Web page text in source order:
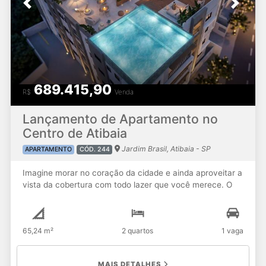
#apartamentolitoranorte #imobiliariacaraguatatuba
#corretordeimoveiscaraguatatuba #martinsdesa
#vendoaptomartisndesa #apartamentolitoralnorte
#corretordeimoveisemcaragua
Lançamento de Apartamento no
Centro de Atibaia
APARTAMENTO CÓD. 244 Jardim Brasil, Atibaia - SP
Previous Next
R$689.415,90Venda
Imagine morar no coração da cidade e ainda aproveitar a
vista da cobertura com todo lazer que você merece. O
de morar bem, com design sofisticado e conforto em
cada detalhe. Destaques do empreendimento: Torre
única com 52 unidades • Plantas inteligentes: Metragens
a partir de 43,97m² a 67,73 ▪️ 2 dormitórios (1 suíte) +
65,24 m² 2 quartos 1 vaga
MAIS DETALHES